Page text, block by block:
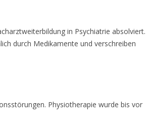
in Psychiatrie absolviert.
durch Medikamente und verschreiben
Physiotherapie wurde bis vor